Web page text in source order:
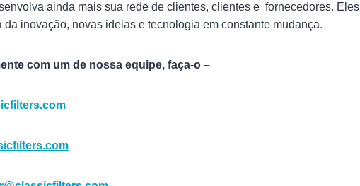
ainda mais sua rede de clientes, clientes e fornecedores. Eles
inovação, novas ideias e tecnologia em constante mudança.
com um de nossa equipe, faça-o –